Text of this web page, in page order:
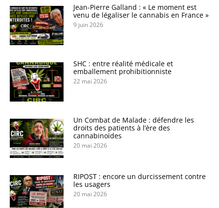
Jean-Pierre Galland : « Le moment est
venu de légaliser le cannabis en France »
9 juin 2026
SHC : entre réalité médicale et
emballement prohibitionniste
22 mai 2026
Un Combat de Malade : défendre les
droits des patients à l’ère des
cannabinoïdes
20 mai 2026
RIPOST : encore un durcissement contre
les usagers
20 mai 2026